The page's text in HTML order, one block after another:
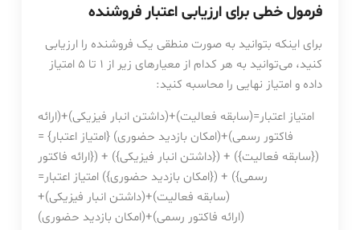
فرمول خطی برای ارزیابی اعتبار فروشنده
برای اینکه بتوانید به صورت منطقی یک فروشنده را ارزیابی
کنید، می‌توانید به هر کدام از معیارهای زیر از 1 تا 5 امتیاز
داده و امتیاز نهایی را محاسبه کنید:
امتیاز اعتبار=(سابقه فعالیت)+(داشتن انبار فیزیکی)+(ارائه
فاکتور رسمی)+(امکان بازدید حضوری) {امتیاز اعتبار} =
({سابقه فعالیت}) + ({داشتن انبار فیزیکی}) + ({ارائه فاکتور
رسمی}) + ({امکان بازدید حضوری})امتیاز اعتبار=
(سابقه فعالیت)
+
(داشتن انبار فیزیکی)
+
(ارائه فاکتور رسمی)
+
(امکان بازدید حضوری)